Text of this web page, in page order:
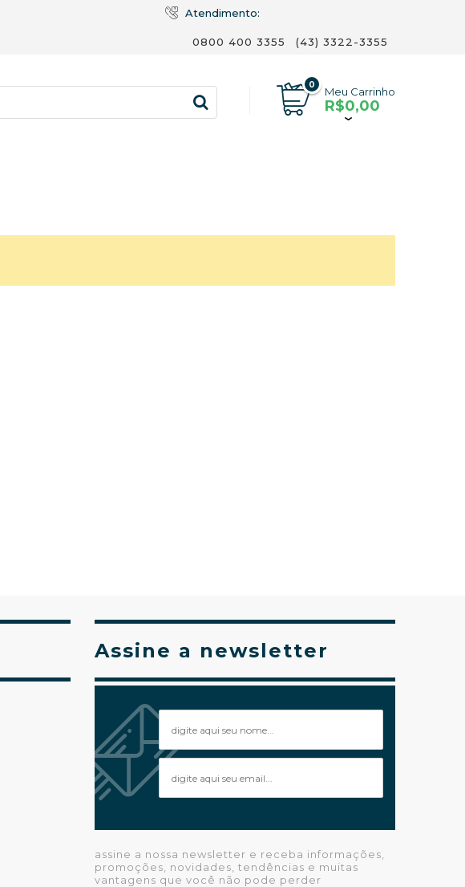
Atendimento:
0800 400 3355 (43) 3322-3355
0
Meu Carrinho
R$0,00
Assine a newsletter
assine a nossa newsletter e receba informações,
promoções, novidades, tendências e muitas
vantagens que você não pode perder